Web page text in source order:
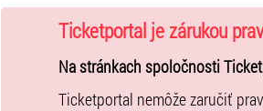
Čaká vás pivná trasa cez 10 vybraných
objavovať jedinečné sezónne pivá, ktoré
Absolvujte všetky zastávky a
Ticketportal je zárukou
Na stránkach spoločnosti
Ticketportal nemôže zaručiť